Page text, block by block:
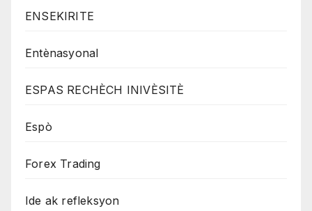
ENSEKIRITE
Entènasyonal
ESPAS RECHÈCH INIVÈSITÈ
Espò
Forex Trading
Ide ak refleksyon